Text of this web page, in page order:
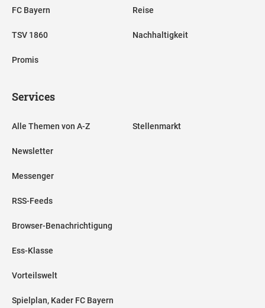
FC Bayern
TSV 1860
Promis
Reise
Nachhaltigkeit
Services
Alle Themen von A-Z
Newsletter
Messenger
RSS-Feeds
Browser-Benachrichtigung
Ess-Klasse
Vorteilswelt
Spielplan, Kader FC Bayern
Stellenmarkt